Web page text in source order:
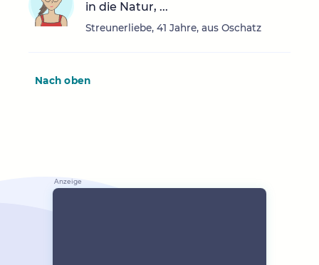
in die Natur, ...
Streunerliebe, 41 Jahre, aus Oschatz
Nach oben